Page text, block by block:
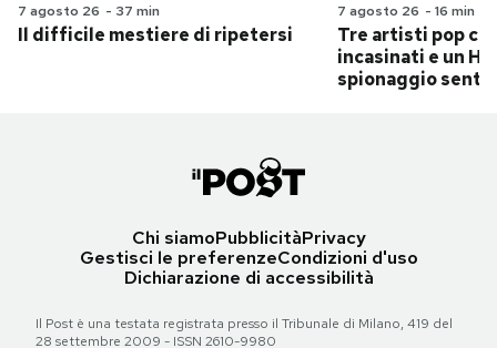
7 agosto 26 - 37 min
Il difficile mestiere di ripetersi
7 agosto 26 - 16 min
Tre artisti pop
incasinati e un
spionaggio
Chi siamoPubblicitàPrivacy
Gestisci le preferenzeCondizioni d'uso
Dichiarazione di accessibilità
Il Post è una testata registrata presso il Tribunale di Milano, 419 del
28 settembre 2009 - ISSN 2610-9980